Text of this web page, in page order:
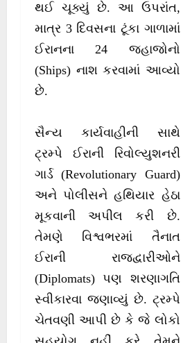
થઈ ચૂક્યું છે. આ ઉપરાંત,
માત્ર 3 દિવસના ટૂંકા ગાળામાં
ઈરાનના 24 જહાજોનો
(Ships) નાશ કરવામાં આવ્યો
છે.
સૈન્ય કાર્યવાહીની સાથે
ટ્રમ્પે ઈરાની રિવોલ્યુશનરી
ગાર્ડ (Revolutionary Guard)
અને પોલીસને હથિયાર હેઠા
મૂકવાની અપીલ કરી છે.
તેમણે વિશ્વભરમાં તૈનાત
ઈરાની રાજદ્વારીઓને
(Diplomats) પણ શરણાગતિ
સ્વીકારવા જણાવ્યું છે. ટ્રમ્પે
ચેતવણી આપી છે કે જે લોકો